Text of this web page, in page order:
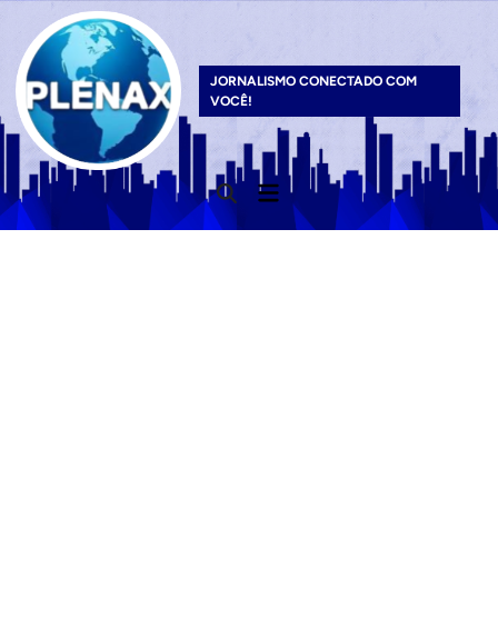
content
JORNALISMO CONECTADO COM
VOCÊ!
Open
Search
Main
Menu